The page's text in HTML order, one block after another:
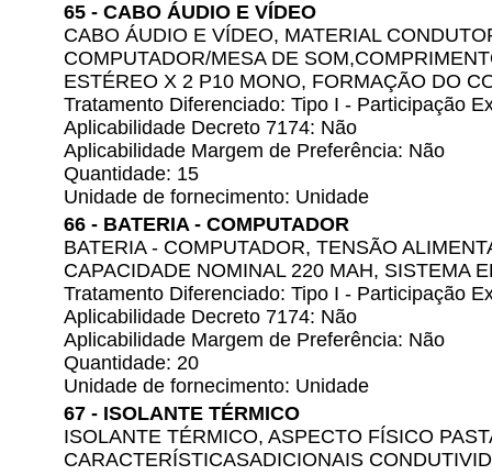
65 - CABO ÁUDIO E VÍDEO
CABO ÁUDIO E VÍDEO, MATERIAL
COMPUTADOR/MESA DE
ESTÉREO X 2 P10 MONO, FORMAÇÃO DO
Tratamento Diferenciado: Tipo I - Participação
Aplicabilidade Decreto 7174: Não
Aplicabilidade Margem de Preferência: Não
Quantidade: 15
Unidade de fornecimento: Unidade
66 - BATERIA - COMPUTADOR
BATERIA - COMPUTADOR, TENSÃO
CAPACIDADE NOMINAL 220 MAH, SISTEMA
Tratamento Diferenciado: Tipo I - Participação
Aplicabilidade Decreto 7174: Não
Aplicabilidade Margem de Preferência: Não
Quantidade: 20
Unidade de fornecimento: Unidade
67 - ISOLANTE TÉRMICO
ISOLANTE TÉRMICO, ASPECTO FÍSICO
CARACTERÍSTICASADICIONAIS